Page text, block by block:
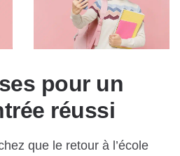
pour un
réussi
que le retour à l’école